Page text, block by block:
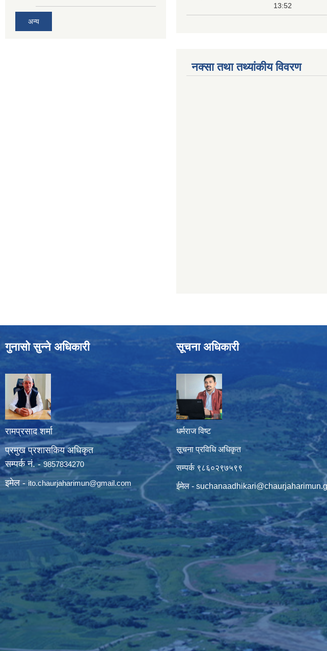
अन्य
13:52
नक्सा तथा तथ्यांकीय विवरण
गुनासो सुन्ने अधिकारी
रामप्रसाद शर्मा
प्रमुख प्रशासकिय अधिकृत
सम्पर्क नं. - 9857834270
इमेल - ito.chaurjaharimun@gmail.com
सूचना अधिकारी
धर्मराज विष्ट
सूचना प्रविधि अधिकृत
सम्पर्क ९८६०२९७५९९
ईमेल -